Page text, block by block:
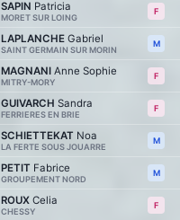
SAPIN Patricia
MORET SUR LOING
F
LAPLANCHE Gabriel
SAINT GERMAIN SUR MORIN
M
MAGNANI Anne Sophie
MITRY-MORY
F
GUIVARCH Sandra
FERRIERES EN BRIE
F
SCHIETTEKAT Noa
LA FERTE SOUS JOUARRE
M
PETIT Fabrice
GROUPEMENT NORD
M
ROUX Celia
CHESSY
F